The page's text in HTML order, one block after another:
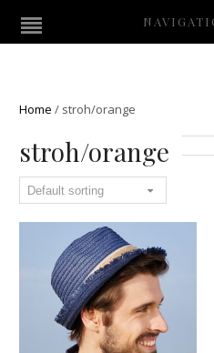
Home / stroh/orange
stroh/orange